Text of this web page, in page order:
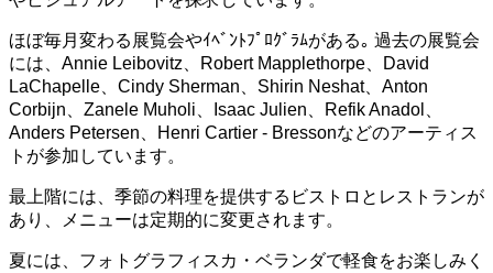
ほぼ毎月変わる展覧会やｲﾍﾞﾝﾄﾌﾟﾛｸﾞﾗﾑがある｡ 過去の展覧会
には、Annie Leibovitz、Robert Mapplethorpe、David
LaChapelle、Cindy Sherman、Shirin Neshat、Anton
Corbijn、Zanele Muholi、Isaac Julien、Refik Anadol、
Anders Petersen、Henri Cartier - Bressonなどのアーティス
トが参加しています。
最上階には、季節の料理を提供するビストロとレストランが
あり、メニューは定期的に変更されます。
夏には、フォトグラフィスカ・ベランダで軽食をお楽しみく